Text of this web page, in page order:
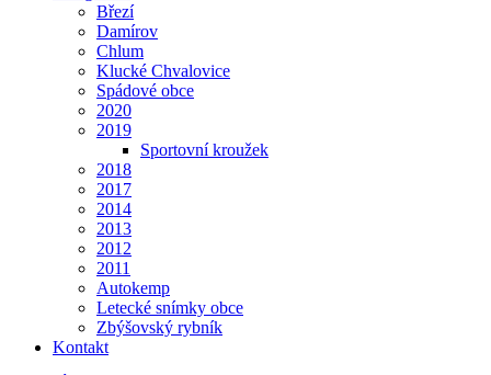
Březí
Damírov
Chlum
Klucké Chvalovice
Spádové obce
2020
2019
Sportovní kroužek
2018
2017
2014
2013
2012
2011
Autokemp
Letecké snímky obce
Zbýšovský rybník
Kontakt